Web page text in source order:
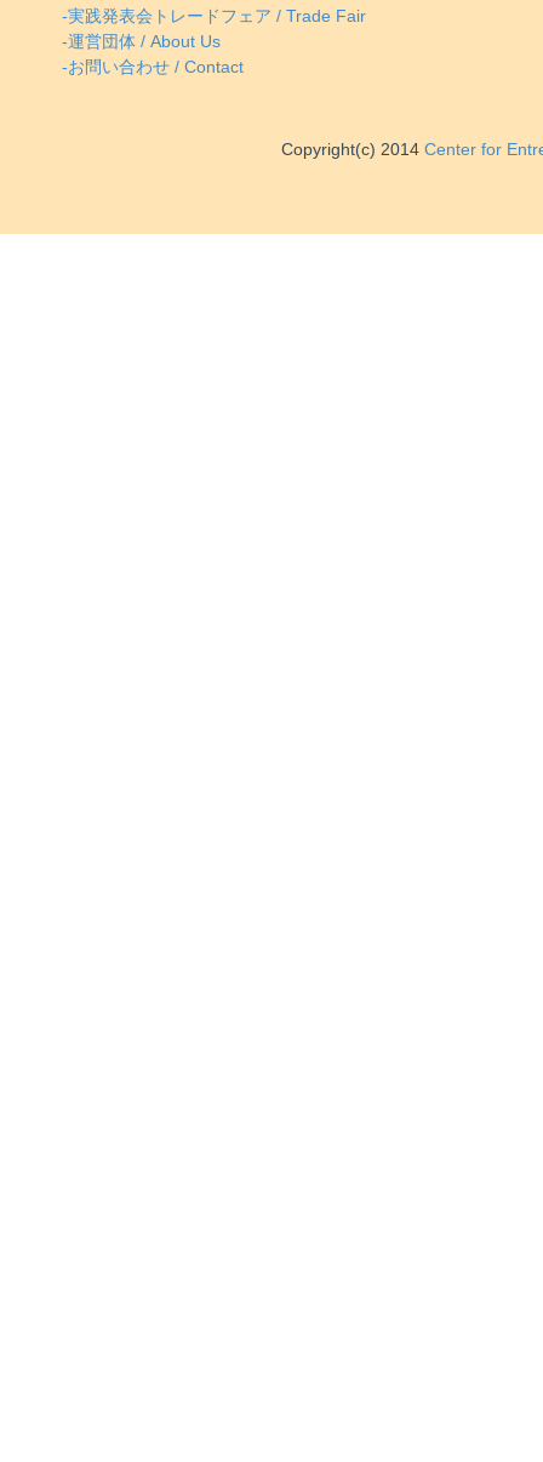
-実践発表会トレードフェア / Trade Fair
-運営団体 / About Us
-お問い合わせ / Contact
Copyright(c) 2014 Center for